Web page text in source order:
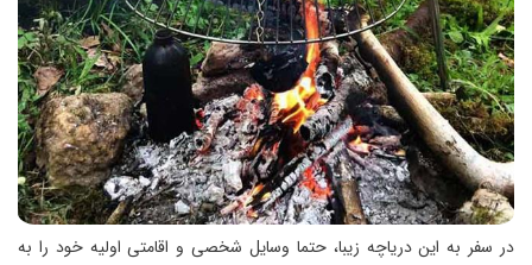
در سفر به این دریاچه زیبا، حتما وسایل شخصی و اقامتی اولیه خود را به